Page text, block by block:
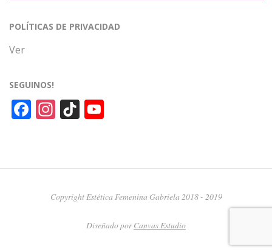
POLÍTICAS DE PRIVACIDAD
Ver
SEGUINOS!
Facebook
Instagram
TikTok
Copyright Estética Femenina Gabriela 2018 - 2019
Diseñado porCanvas Estudio